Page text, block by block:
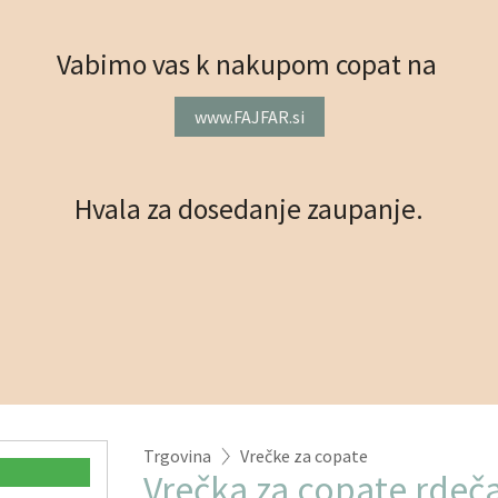
Vabimo vas k nakupom copat na
www.FAJFAR.si
Hvala za dosedanje zaupanje.
Trgovina Vrečke za copate